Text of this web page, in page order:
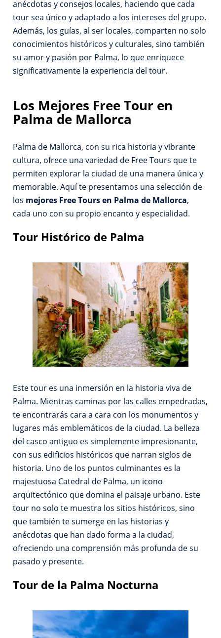
anécdotas y consejos locales, haciendo que cada
tour sea único y adaptado a los intereses del grupo.
Además, los guías, al ser locales, comparten no solo
conocimientos históricos y culturales, sino también
su amor y pasión por Palma, lo que enriquece
significativamente la experiencia del tour.
Los Mejores Free Tour en
Palma de Mallorca
Palma de Mallorca, con su rica historia y vibrante
cultura, ofrece una variedad de Free Tours que te
permiten explorar la ciudad de una manera única y
memorable. Aquí te presentamos una selección de
los mejores Free Tours en Palma de Mallorca,
cada uno con su propio encanto y especialidad.
Tour Histórico de Palma
Este tour es una inmersión en la historia viva de
Palma. Mientras caminas por las calles empedradas,
te encontrarás cara a cara con los monumentos y
lugares más emblemáticos de la ciudad. La belleza
del casco antiguo es simplemente impresionante,
con sus edificios históricos que narran siglos de
historia. Uno de los puntos culminantes es la
majestuosa Catedral de Palma, un icono
arquitectónico que domina el paisaje urbano. Este
tour no solo te muestra los sitios históricos, sino
que también te sumerge en las historias y
anécdotas que han dado forma a la ciudad,
ofreciendo una comprensión más profunda de su
pasado y presente.
Tour de la Palma Nocturna